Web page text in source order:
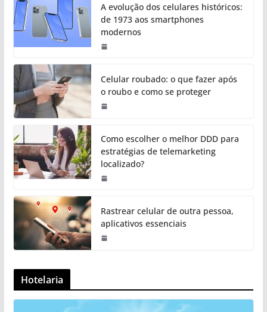
A evolução dos celulares históricos:
de 1973 aos smartphones
modernos
Celular roubado: o que fazer após
o roubo e como se proteger
Como escolher o melhor DDD para
estratégias de telemarketing
localizado?
Rastrear celular de outra pessoa,
aplicativos essenciais
Hotelaria